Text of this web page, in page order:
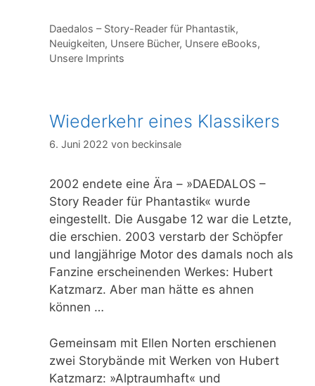
Kategorien
Daedalos – Story-Reader für Phantastik,
Neuigkeiten, Unsere Bücher, Unsere eBooks,
Unsere Imprints
Wiederkehr eines Klassikers
6. Juni 2022 von beckinsale
2002 endete eine Ära – »DAEDALOS –
Story Reader für Phantastik« wurde
eingestellt. Die Ausgabe 12 war die Letzte,
die erschien. 2003 verstarb der Schöpfer
und langjährige Motor des damals noch als
Fanzine erscheinenden Werkes: Hubert
Katzmarz. Aber man hätte es ahnen
können …
Gemeinsam mit Ellen Norten erschienen
zwei Storybände mit Werken von Hubert
Katzmarz: »Alptraumhaft« und